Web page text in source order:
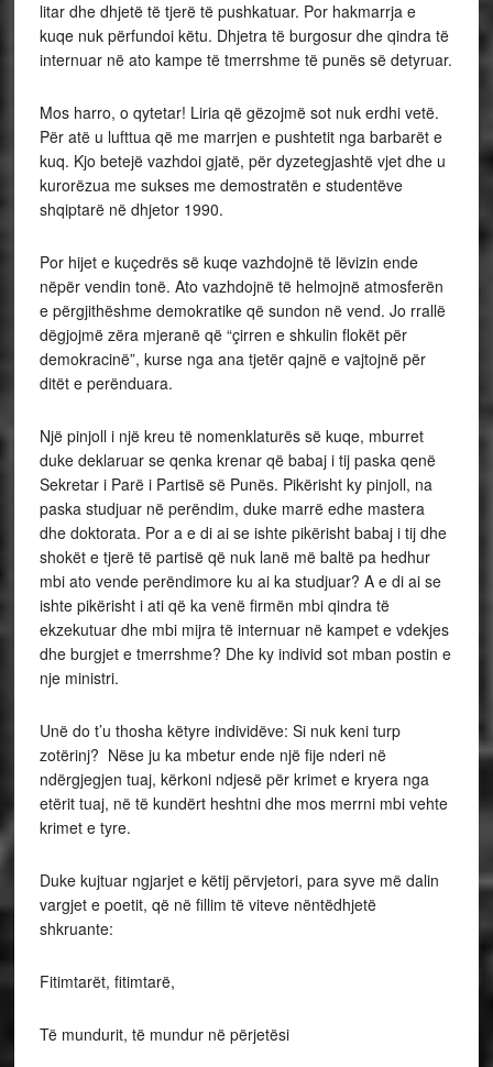
litar dhe dhjetë të tjerë të pushkatuar. Por hakmarrja e
kuqe nuk përfundoi këtu. Dhjetra të burgosur dhe qindra të
internuar në ato kampe të tmerrshme të punës së detyruar.
Mos harro, o qytetar! Liria që gëzojmë sot nuk erdhi vetë.
Për atë u lufttua që me marrjen e pushtetit nga barbarët e
kuq. Kjo betejë vazhdoi gjatë, për dyzetegjashtë vjet dhe u
kurorëzua me sukses me demostratën e studentëve
shqiptarë në dhjetor 1990.
Por hijet e kuçedrës së kuqe vazhdojnë të lëvizin ende
nëpër vendin tonë. Ato vazhdojnë të helmojnë atmosferën
e përgjithëshme demokratike që sundon në vend. Jo rrallë
dëgjojmë zëra mjeranë që “çirren e shkulin flokët për
demokracinë”, kurse nga ana tjetër qajnë e vajtojnë për
ditët e perënduara.
Një pinjoll i një kreu të nomenklaturës së kuqe, mburret
duke deklaruar se qenka krenar që babaj i tij paska qenë
Sekretar i Parë i Partisë së Punës. Pikërisht ky pinjoll, na
paska studjuar në perëndim, duke marrë edhe mastera
dhe doktorata. Por a e di ai se ishte pikërisht babaj i tij dhe
shokët e tjerë të partisë që nuk lanë më baltë pa hedhur
mbi ato vende perëndimore ku ai ka studjuar? A e di ai se
ishte pikërisht i ati që ka venë firmën mbi qindra të
ekzekutuar dhe mbi mijra të internuar në kampet e vdekjes
dhe burgjet e tmerrshme? Dhe ky individ sot mban postin e
nje ministri.
Unë do t’u thosha këtyre individëve: Si nuk keni turp
zotërinj? Nëse ju ka mbetur ende një fije nderi në
ndërgjegjen tuaj, kërkoni ndjesë për krimet e kryera nga
etërit tuaj, në të kundërt heshtni dhe mos merrni mbi vehte
krimet e tyre.
Duke kujtuar ngjarjet e këtij përvjetori, para syve më dalin
vargjet e poetit, që në fillim të viteve nëntëdhjetë
shkruante:
Fitimtarët, fitimtarë,
Të mundurit, të mundur në përjetësi